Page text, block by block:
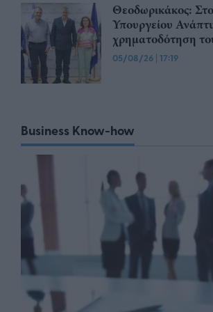
Θεοδωρικάκος:
Υπουργείου
χρηματοδότηση
05/08/26 | 17:19
Business Know-how